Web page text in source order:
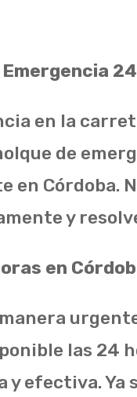
en la
de
en Córdoba.
y
en
las 24
efectiva. Ya